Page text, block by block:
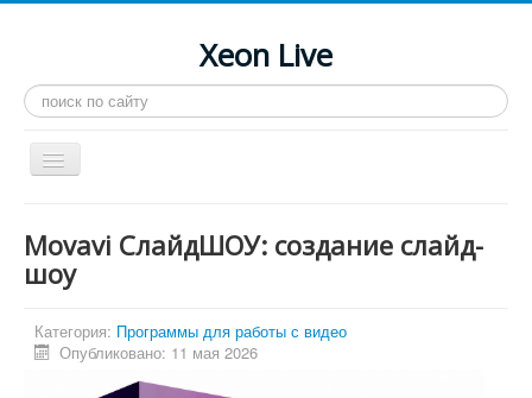
Xeon Live
Искать...
Toggle
Navigation
LGA 2011-3
Процессоры
Инструкции
Movavi СлайдШОУ: создание слайд-
шоу
Категория: Программы для работы с видео
Опубликовано: 11 мая 2026